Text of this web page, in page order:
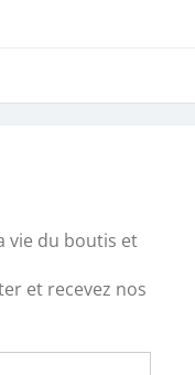
vie du boutis et
et recevez nos